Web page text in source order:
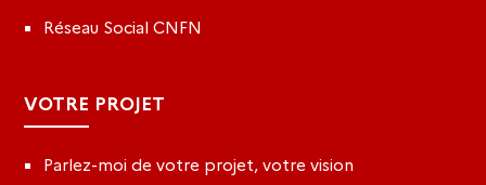
Réseau Social CNFN
VOTRE PROJET
Parlez-moi de votre projet, votre vision